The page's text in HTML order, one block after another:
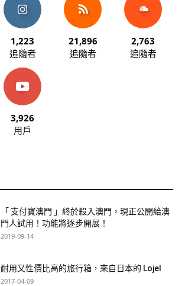
1,223
追隨者
21,896
追隨者
2,763
追隨者
3,926
用戶
「 支付寶澳門 」終於殺入澳門，現正公開給澳
門人試用！功能將逐步開展！
2019-09-14
耐用又性價比高的旅行箱，來自日本的 Lojel
2017-04-09